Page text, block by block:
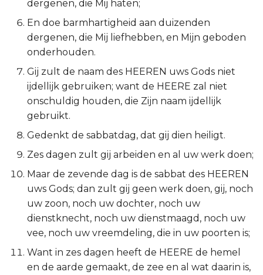
Filipenzen
Kolossenzen
1 Thessalonicenzen
2 Thessalonicenzen
1 Timótheüs
2 Timótheüs
Filémon
Hebreeën
Jakobus
dergenen, die Mij haten;
En doe barmhartigheid aan duizenden
dergenen, die Mij liefhebben, en Mijn geboden
onderhouden.
Gij zult de naam des HEEREN uws Gods niet
ijdellijk gebruiken; want de HEERE zal niet
onschuldig houden, die Zijn naam ijdellijk
gebruikt.
Gedenkt de sabbatdag, dat gij dien heiligt.
Zes dagen zult gij arbeiden en al uw werk doen;
Maar de zevende dag is de sabbat des HEEREN
uws Gods; dan zult gij geen werk doen, gij, noch
uw zoon, noch uw dochter, noch uw
dienstknecht, noch uw dienstmaagd, noch uw
vee, noch uw vreemdeling, die in uw poorten is;
Want in zes dagen heeft de HEERE de hemel
en de aarde gemaakt, de zee en al wat daarin is,